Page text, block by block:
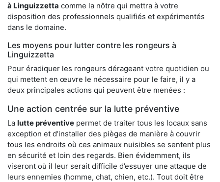
à Linguizzetta comme la nôtre qui mettra à votre
disposition des professionnels qualifiés et expérimentés
dans le domaine.
Les moyens pour lutter contre les rongeurs à
Linguizzetta
Pour éradiquer les rongeurs dérageant votre quotidien ou
qui mettent en œuvre le nécessaire pour le faire, il y a
deux principales actions qui peuvent être menées :
Une action centrée sur la lutte préventive
La lutte préventive permet de traiter tous les locaux sans
exception et d'installer des pièges de manière à couvrir
tous les endroits où ces animaux nuisibles se sentent plus
en sécurité et loin des regards. Bien évidemment, ils
viseront où il leur serait difficile d’essuyer une attaque de
leurs ennemies (homme, chat, chien, etc.). Tout doit être